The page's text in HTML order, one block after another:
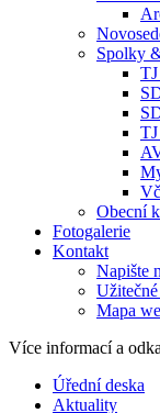
Spolky
Obecní
Fotogalerie
Kontakt
Napište
Mapa
Více informací a
Úřední deska
Aktuality